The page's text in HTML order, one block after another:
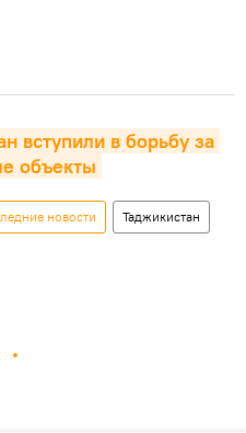
вступили в борьбу за
объекты
новости Таджикистан